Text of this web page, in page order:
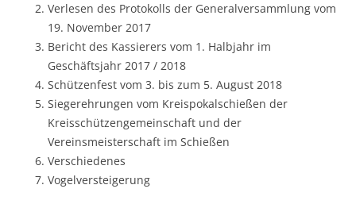
Verlesen des Protokolls der Generalversammlung vom
19. November 2017
Bericht des Kassierers vom 1. Halbjahr im
Geschäftsjahr 2017 / 2018
Schützenfest vom 3. bis zum 5. August 2018
Siegerehrungen vom Kreispokalschießen der
Kreisschützengemeinschaft und der
Vereinsmeisterschaft im Schießen
Verschiedenes
Vogelversteigerung